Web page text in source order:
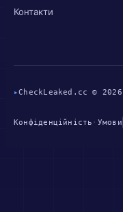
Контакти
▸CheckLeaked.cc © 2026
Конфіденційність · Умови